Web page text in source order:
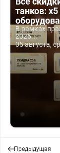
танков:
В рамках
2026...
05 августа,
Предыдущая